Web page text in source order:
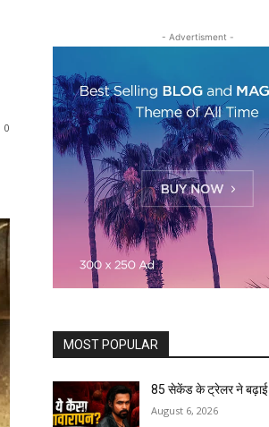
0
- Advertisment -
MOST POPULAR
85 सेकेंड के ट्रेलर ने बढ़ाई
August 6, 2026